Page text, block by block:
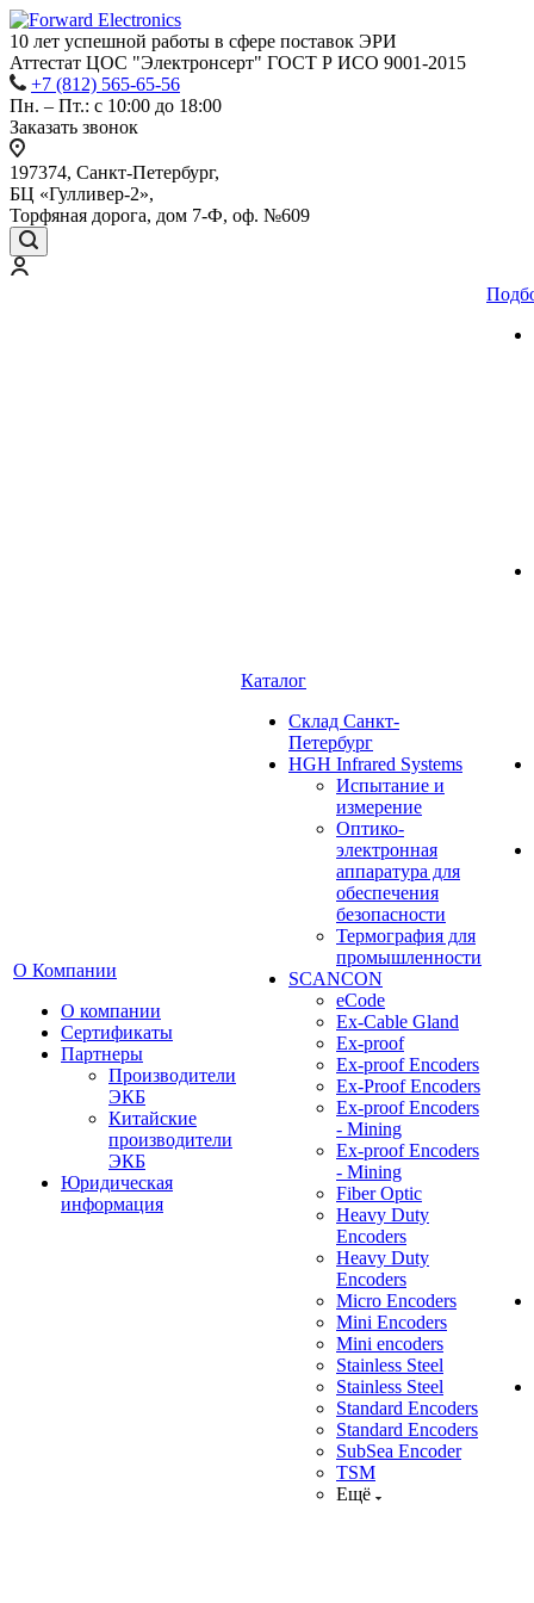
10 лет успешной работы в сфере поставок ЭРИ
Аттестат ЦОС "Электронсерт" ГОСТ Р ИСО 9001-2015
+7 (812) 565-65-56
Пн. – Пт.: с 10:00 до 18:00
Заказать звонок
197374, Санкт-Петербург,
БЦ «Гулливер-2»,
Торфяная дорога, дом 7-Ф, оф. №609
О Компании
О компании
Сертификаты
Партнеры
Производители
ЭКБ
Китайские
производители
ЭКБ
Юридическая
информация
Каталог
Cклад Санкт-
Петербург
HGH Infrared Systems
Испытание и
измерение
Оптико-
электронная
аппаратура для
обеспечения
безопасности
Термография для
промышленности
SCANCON
eCode
Ex-Cable Gland
Ex-proof
Ex-proof Encoders
Ex-Proof Encoders
Ex-proof Encoders
- Mining
Ex-proof Encoders
- Mining
Fiber Optic
Heavy Duty
Encoders
Heavy Duty
Encoders
Micro Encoders
Mini Encoders
Mini encoders
Stainless Steel
Stainless Steel
Standard Encoders
Standard Encoders
SubSea Encoder
TSM
Ещё